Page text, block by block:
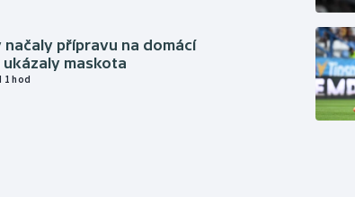
načaly přípravu na domácí
ukázaly maskota
1 hod